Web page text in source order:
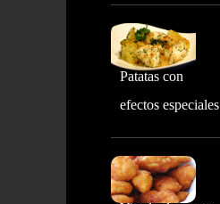
Patatas con
efectos especiales